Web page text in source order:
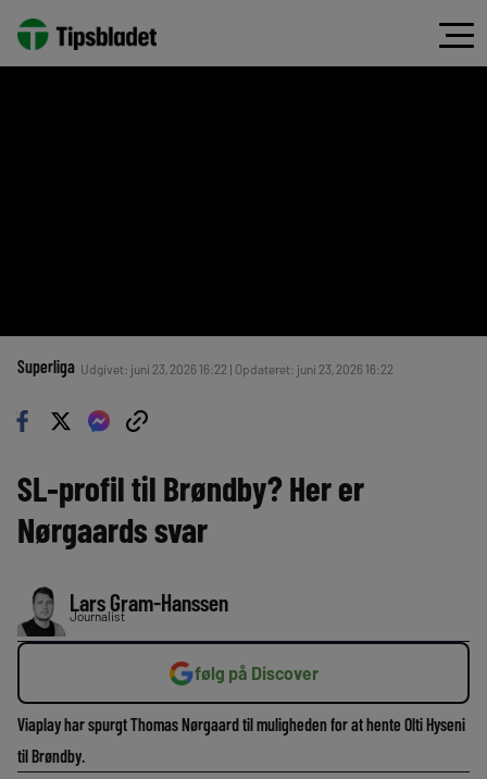
Superliga Udgivet: juni 23, 2026 16:22 | Opdateret: juni 23, 2026 16:22
SL-profil til Brøndby? Her er
Nørgaards svar
Lars Gram-Hanssen
Journalist
følg på Discover
Viaplay har spurgt Thomas Nørgaard til muligheden for at hente Olti Hyseni
til Brøndby.